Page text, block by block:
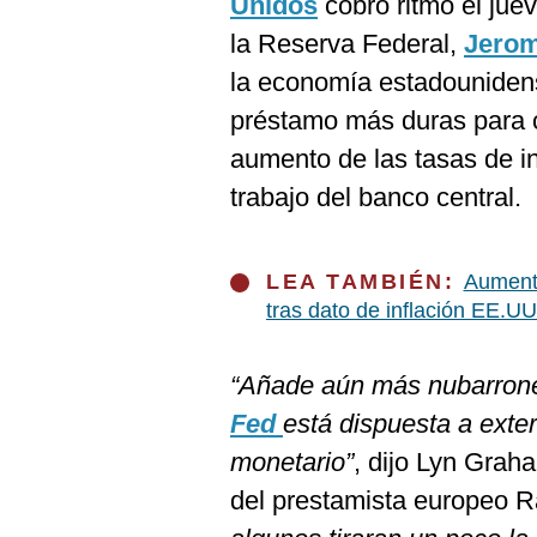
la Reserva Federal,
la economía
préstamo más duras
aumento de las tasas de
trabajo del banco central.
LEA TAMBIÉN:
tras dato de inflación
“Añade aún más
Fed está dispuesta a
monetario”, dijo Lyn
del prestamista europeo